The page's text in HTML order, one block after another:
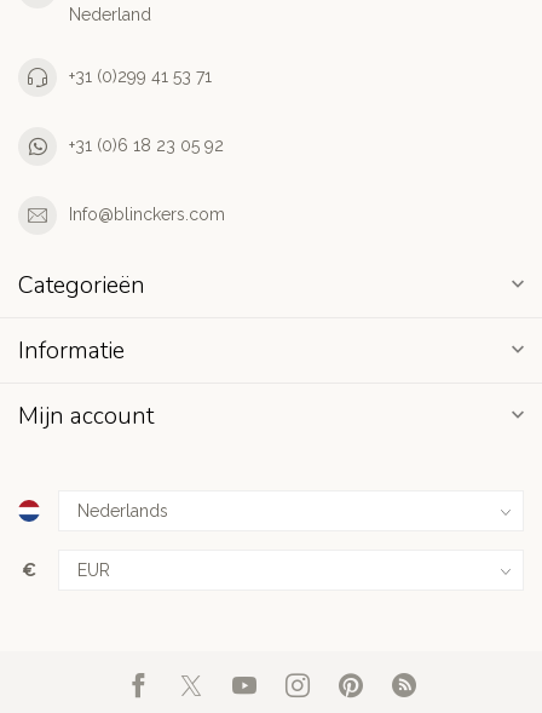
Nederland
+31 (0)299 41 53 71
+31 (0)6 18 23 05 92
Info@blinckers.com
Categorieën
Informatie
Mijn account
€